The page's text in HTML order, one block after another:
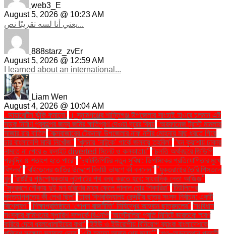
web3_E
August 5, 2026 @ 10:23 AM
يعني أنا لسه تقريبًا نص...
888starz_zvEr
August 5, 2026 @ 12:59 AM
I learned about an international...
Liam Wen
August 4, 2026 @ 10:04 AM
. ডায়াবেটিস ঝুঁকি কমানো:
। সুনামগঞ্জের শান্তিগঞ্জ উপজেলার সাংহাই হাওরে চলমান এই
সড়ক নির্মাণ প্রকল্পের জন্য জমির ক্ষতিপূরণ দেওয়া দূরের বিষয় ''অরফানেজ ট্রাস্ট মামলায়
সাজার রায় বাতিল ''কক্সবাজারের টেকনাফ উপজেলার নাফ নদীর মোহনায় মাছ ধরতে গিয়ে
চার বাংলাদেশি মাঝি নিখোঁজ'' ''খুলনায় ‘নাটুকে’ পার্কে জলবায়ু তহবিল'' ''ঘন কুয়াশায় ঢাকায়
নামতে না পেরে ৬ ফ্লাইট diverted সিলেট ও কলকাতায়'' ''চলতি অর্থবছরে জিডিপি
প্রবৃদ্ধি ৪ শতাংশ হতে পারে'' ''চ্যাটজিপিটির নতুন সুবিধা: ডিপসিকের প্রতিযোগিতার মুখে
বিপ্লব'' ''বাইডেনের জাতির উদ্দেশে বিদায়ী ভাষণে কী বললেন'' ''যুক্তরাষ্ট্রে তৈরি পিস্তলে
খুন ''রাষ্ট্রীয় পৃষ্ঠপোষকতায় লুটপাটের পথ বন্ধ করতে হবে: সাংবাদিক নেতা আজিজ"
''সুন্দরবনে নৌকায় দুই মণ হরিণের মাংস ফেলে পালাল চোর শিকারিরা'' 'টিউলিপের
পদত্যাগপত্রে কী লেখা ছিল'' 'ঢাকা বিশ্ববিদ্যালয় কেন্দ্রীয় ছাত্র সংসদ নির্বাচন: একটি
বিশ্লেষণ'' 'শিক্ষাপ্রতিষ্ঠানে ‘গোপন রাজনীতি’ নিষিদ্ধের আহ্বান ছাত্রদলের'' 'সংবিধান
সংস্কার কমিশনের সুপারিশ সম্পর্কে বিএনপি ‘অস্ট্রেলিয়া প্রতি মিনিটে ভারতকে স্মরণ
করিয়ে দেবে ধবলধোলাইয়ের কথা’ ‘ইইউ ও ইউরোপীয় বিনিয়োগ ব্যাংক বাংলাদেশকে